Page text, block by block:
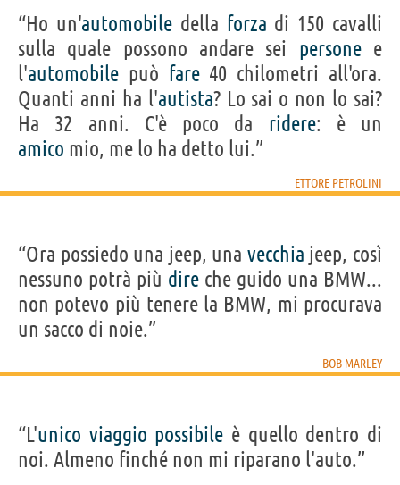
“Ho un'automobiledella forza di 150 cavalli
sulla quale possono andare sei personee
l'automobile può fare40 chilometri all'ora.
Quanti anni ha l'autista? Lo sai o non lo sai?
Ha 32 anni. C'è poco da ridere: è un
amico mio, me lo ha detto lui.”
ETTORE PETROLINI
“Ora possiedo una jeep, una vecchia jeep, così
nessuno potrà più dire che guido una BMW...
non potevo più tenere la BMW, mi procurava
un sacco di noie.”
BOB MARLEY
“L'unico viaggio possibile è quello dentro di
noi. Almeno finché non mi riparano l'auto.”